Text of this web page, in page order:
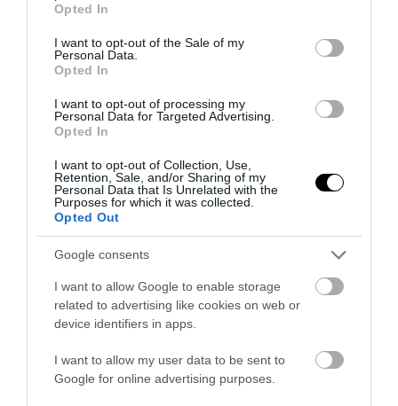
use your data for below specified purposes in below Google
consent section.
Opted In
I want to opt-out of the Sale of my
Personal Data.
Opted In
I want to opt-out of processing my
Personal Data for Targeted Advertising.
Opted In
I want to opt-out of Collection, Use,
Retention, Sale, and/or Sharing of my
Personal Data that Is Unrelated with the
Purposes for which it was collected.
Opted Out
Google consents
I want to allow Google to enable storage
related to advertising like cookies on web or
device identifiers in apps.
I want to allow my user data to be sent to
Google for online advertising purposes.
ΔΙΑΔΩΣΤΕ ΤΟ ΑΡΘΡΟ